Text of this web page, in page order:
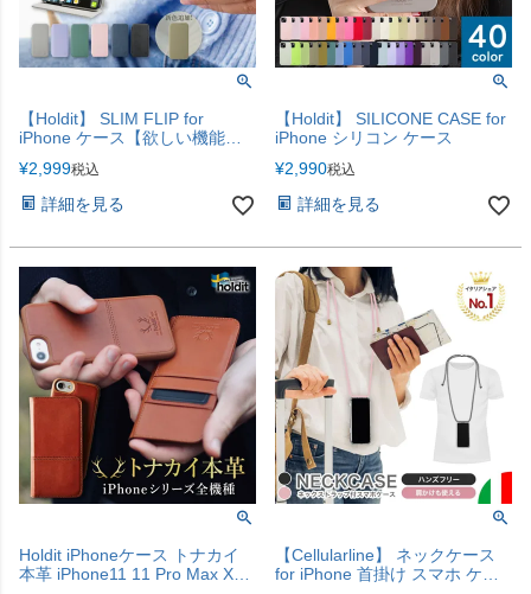
【Holdit】 SLIM FLIP for
iPhone ケース【欲しい機能が
¥2,999税込
詳細を見る
【Holdit】 SILICONE CASE for
iPhone シリコン ケース
¥2,990税込
詳細を見る
Holdit iPhoneケース トナカイ
本革 iPhone11 11 Pro Max XR
【Cellularline】 ネックケース
for iPhone 首掛け スマホ ケー